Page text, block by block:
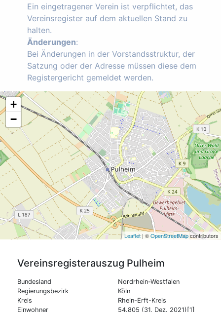
Ein eingetragener Verein ist verpflichtet, das
Vereinsregister auf dem aktuellen Stand zu
halten.
Änderungen:
Bei Änderungen in der Vorstandsstruktur, der
Satzung oder der Adresse müssen diese dem
Registergericht gemeldet werden.
+
−
Leaflet| ©OpenStreetMapcontributors
Vereinsregisterauszug Pulheim
Bundesland
Nordrhein-Westfalen
Regierungsbezirk
Köln
Kreis
Rhein-Erft-Kreis
Einwohner
54.805 (31. Dez. 2021)[1]